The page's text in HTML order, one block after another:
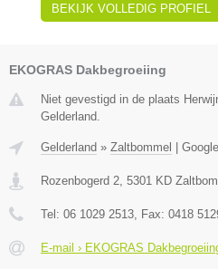
BEKIJK VOLLEDIG PROFIEL
EKOGRAS Dakbegroeiing
Niet gevestigd in de plaats
Gelderland.
Gelderland » Zaltbommel |
Rozenbogerd 2 5301 KD
Tel: 06 1029 2513 , Fax: 0418
E-mail › EKOGRAS